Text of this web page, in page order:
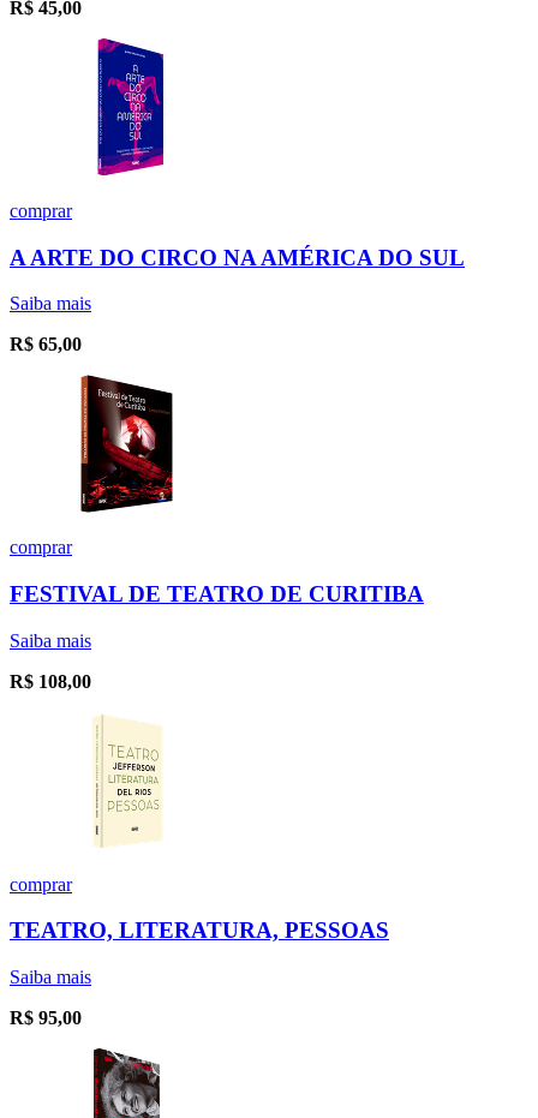
R$ 45,00
comprar
A ARTE DO CIRCO NA AMÉRICA DO SUL
Saiba mais
R$ 65,00
comprar
FESTIVAL DE TEATRO DE CURITIBA
Saiba mais
R$ 108,00
comprar
TEATRO, LITERATURA, PESSOAS
Saiba mais
R$ 95,00